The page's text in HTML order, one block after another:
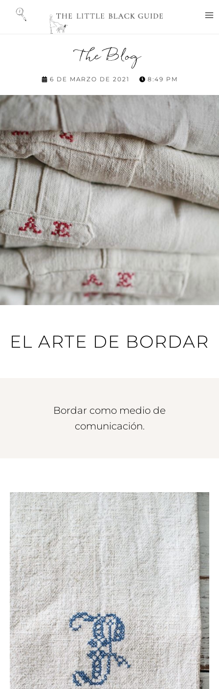
The Blog
6 DE MARZO DE 2021 8:49 PM
EL ARTE DE BORDAR
Bordar como medio de
comunicación.